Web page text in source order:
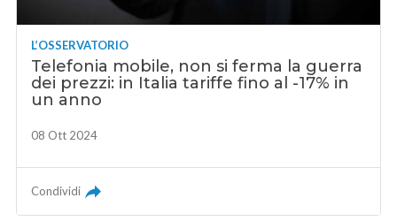
L’OSSERVATORIO
Telefonia mobile, non si ferma la guerra
dei prezzi: in Italia tariffe fino al -17% in
un anno
08 Ott 2024
Condividi